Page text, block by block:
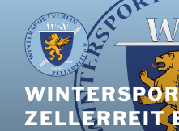
Inhalt
springen
ZELLERREIT